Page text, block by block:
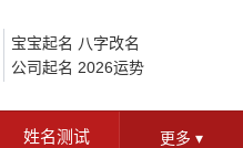
宝宝起名 八字改名
公司起名 2026运势
姓名测试 更多 ▾